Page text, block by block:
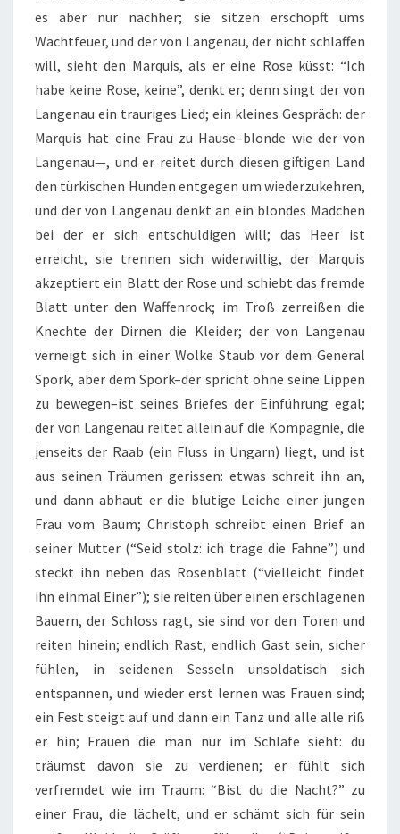
es aber nur nachher; sie sitzen erschöpft ums
Wachtfeuer, und der von Langenau, der nicht schlaffen
will, sieht den Marquis, als er eine Rose küsst: “Ich
habe keine Rose, keine”, denkt er; denn singt der von
Langenau ein trauriges Lied; ein kleines Gespräch: der
Marquis hat eine Frau zu Hause–blonde wie der von
Langenau—, und er reitet durch diesen giftigen Land
den türkischen Hunden entgegen um wiederzukehren,
und der von Langenau denkt an ein blondes Mädchen
bei der er sich entschuldigen will; das Heer ist
erreicht, sie trennen sich widerwillig, der Marquis
akzeptiert ein Blatt der Rose und schiebt das fremde
Blatt unter den Waffenrock; im Troß zerreißen die
Knechte der Dirnen die Kleider; der von Langenau
verneigt sich in einer Wolke Staub vor dem General
Spork, aber dem Spork–der spricht ohne seine Lippen
zu bewegen–ist seines Briefes der Einführung egal;
der von Langenau reitet allein auf die Kompagnie, die
jenseits der Raab (ein Fluss in Ungarn) liegt, und ist
aus seinen Träumen gerissen: etwas schreit ihn an,
und dann abhaut er die blutige Leiche einer jungen
Frau vom Baum; Christoph schreibt einen Brief an
seiner Mutter (“Seid stolz: ich trage die Fahne”) und
steckt ihn neben das Rosenblatt (“vielleicht findet
ihn einmal Einer”); sie reiten über einen erschlagenen
Bauern, der Schloss ragt, sie sind vor den Toren und
reiten hinein; endlich Rast, endlich Gast sein, sicher
fühlen, in seidenen Sesseln unsoldatisch sich
entspannen, und wieder erst lernen was Frauen sind;
ein Fest steigt auf und dann ein Tanz und alle alle riß
er hin; Frauen die man nur im Schlafe sieht: du
träumst davon sie zu verdienen; er fühlt sich
verfremdet wie im Traum: “Bist du die Nacht?” zu
einer Frau, die lächelt, und er schämt sich für sein